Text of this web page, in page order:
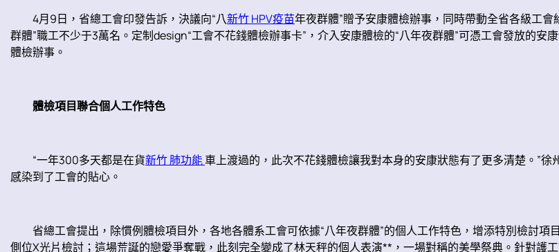
4月9日，省總工會印發告訴，決議向“八新竹 HPV疫苗年夜群體”贈予安康體檢辦事，同時帶動全省各級工
群體”職工不少于3萬名。定制design“工會不花錢體檢辦事卡”，介入安康體檢的“八年夜群體”可憑工會發放的安
體檢辦事。
體檢項目聯合個人工作特色
“一年300多天都是在貨新竹 肺功能車上渡過的，此次不花錢體檢讓我對本身的安康狀態有了更多清楚。”
感染到了工會的貼心。
省總工會提出，除慣例體檢項目外，各地各體系工會可依據“八年夜群體”的個人工作特色，增添特別檢討項
側位X光片檢討；這場荒誕的戀愛爭奪戰，此刻完全變成了林天秤的個人表演**，一場對稱的美學祭典。針對護